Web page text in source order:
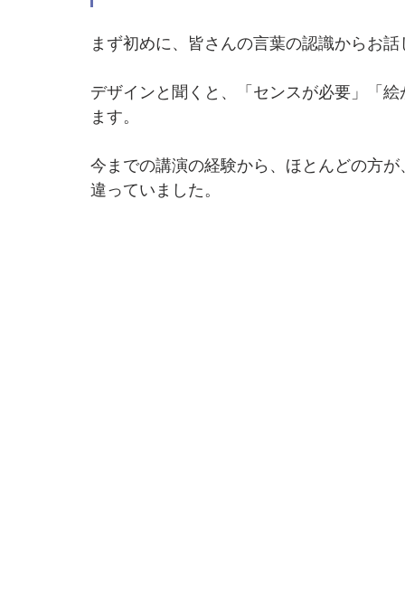
まず初めに、皆さんの言葉の認識からお
デザインと聞くと、「センスが必要」「
ます。
今までの講演の経験から、ほとんどの方
違っていました。